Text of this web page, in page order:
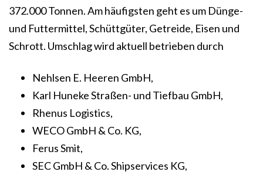
372.000 Tonnen. Am häufigsten geht es um Dünge-
und Futtermittel, Schüttgüter, Getreide, Eisen und
Schrott. Umschlag wird aktuell betrieben durch
Nehlsen E. Heeren GmbH,
Karl Huneke Straßen- und Tiefbau GmbH,
Rhenus Logistics,
WECO GmbH & Co. KG,
Ferus Smit,
SEC GmbH & Co. Shipservices KG,